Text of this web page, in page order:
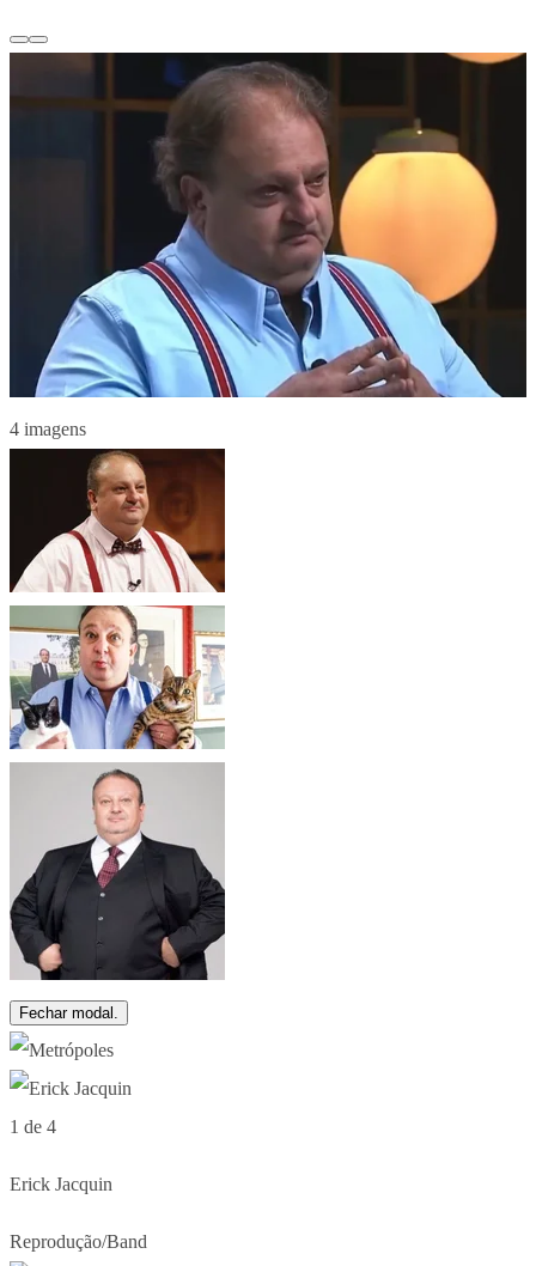
4 imagens
Fechar modal.
1 de 4
Erick Jacquin
Reprodução/Band